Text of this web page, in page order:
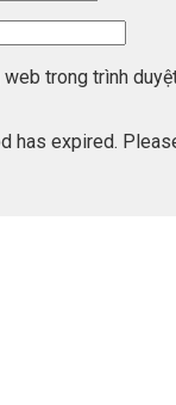
trong trình
has expired.